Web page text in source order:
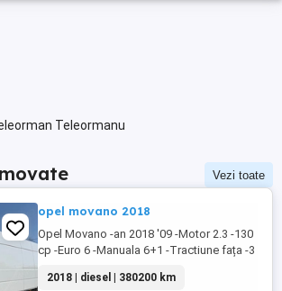
Teleormanu
Vezi toate
opel movano 2018
Opel Movano -an 2018 '09 -Motor 2.3 -130
cp -Euro 6 -Manuala 6+1 -Tractiune fața -3
volan -Pilot automat -Computer bord -
2018 | diesel | 380200 km